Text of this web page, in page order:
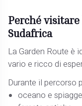
Perché
Sudafrica
La Garden Route è
vario e ricco di
Durante il percorso
oceano e